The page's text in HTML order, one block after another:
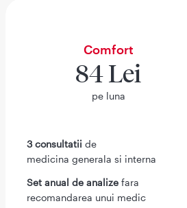
Comfort
84 Lei
pe luna
3 consultatii de
medicina generala si interna
Set anual de analize fara
recomandarea unui medic